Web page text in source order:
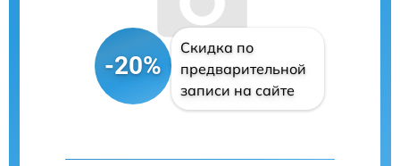
-20%
Скидка по
предварительной
записи на сайте